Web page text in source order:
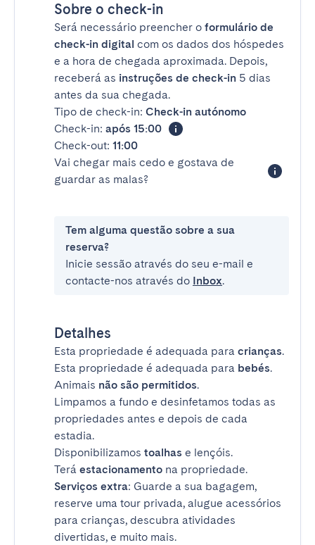
Sobre o check-in
Será necessário preencher o formulário de
check-in digital com os dados dos hóspedes
e a hora de chegada aproximada. Depois,
receberá as instruções de check-in 5 dias
antes da sua chegada.
Tipo de check-in: Check-in autónomo
Check-in: após 15:00
Check-out: 11:00
Vai chegar mais cedo e gostava de
guardar as malas?
Tem alguma questão sobre a sua
reserva?
Inicie sessão através do seu e-mail e
contacte-nos através do Inbox.
Detalhes
Esta propriedade é adequada para crianças.
Esta propriedade é adequada para bebés.
Animais não são permitidos.
Limpamos a fundo e desinfetamos todas as
propriedades antes e depois de cada
estadia.
Disponibilizamos toalhas e lençóis.
Terá estacionamento na propriedade.
Serviços extra: Guarde a sua bagagem,
reserve uma tour privada, alugue acessórios
para crianças, descubra atividades
divertidas, e muito mais.